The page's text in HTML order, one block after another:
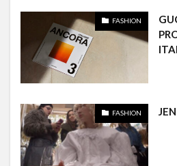
FASHION
FASHION